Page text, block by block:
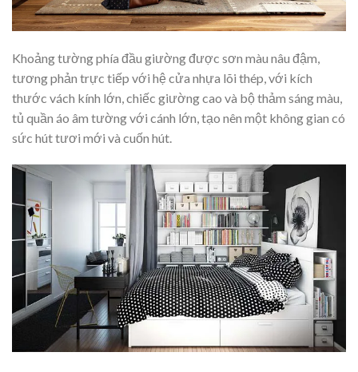
Khoảng tường phía đầu giường được sơn màu nâu đậm,
tương phản trực tiếp với hệ cửa nhựa lõi thép, với kích
thước vách kính lớn, chiếc giường cao và bộ thảm sáng màu,
tủ quần áo âm tường với cánh lớn, tạo nên một không gian có
sức hút tươi mới và cuốn hút.